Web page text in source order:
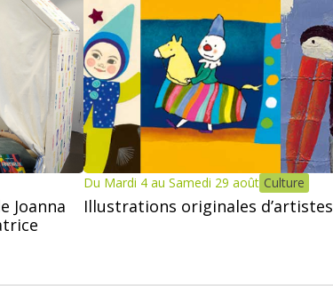
Joanna
Du Mardi 4 au Samedi 29 août Culture
Illustrations originales d’artistes